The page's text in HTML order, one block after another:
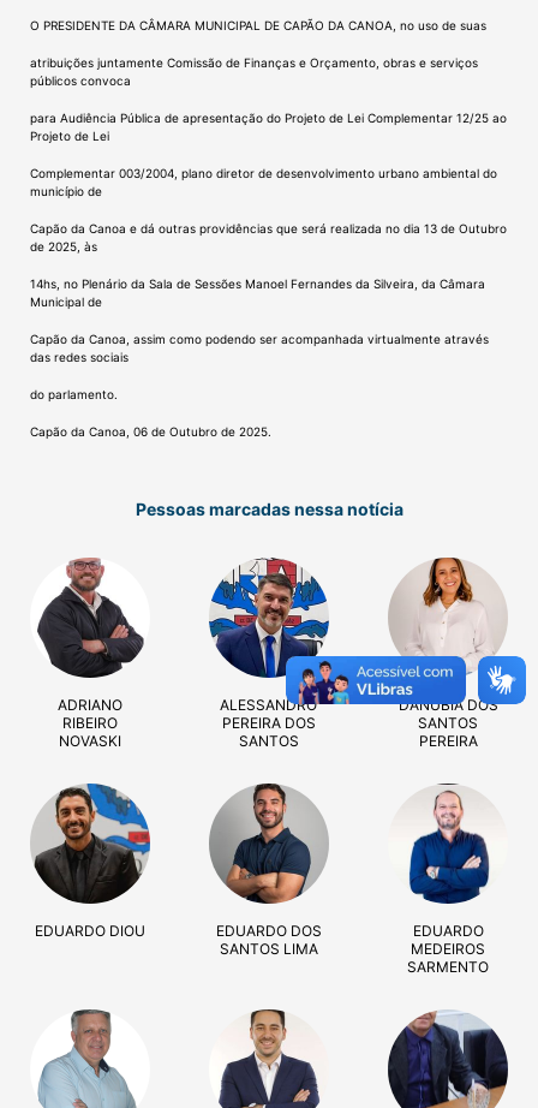
O PRESIDENTE DA CÂMARA MUNICIPAL DE CAPÃO DA CANOA, no uso de suas
atribuições juntamente Comissão de Finanças e Orçamento, obras e serviços
públicos convoca
para Audiência Pública de apresentação do Projeto de Lei Complementar 12/25 ao
Projeto de Lei
Complementar 003/2004, plano diretor de desenvolvimento urbano ambiental do
município de
Capão da Canoa e dá outras providências que será realizada no dia 13 de Outubro
de 2025, às
14hs, no Plenário da Sala de Sessões Manoel Fernandes da Silveira, da Câmara
Municipal de
Capão da Canoa, assim como podendo ser acompanhada virtualmente através
das redes sociais
do parlamento.
Capão da Canoa, 06 de Outubro de 2025.
Pessoas marcadas nessa notícia
ADRIANO
RIBEIRO
NOVASKI
ALESSANDRO
PEREIRA DOS
SANTOS
DANUBIA DOS
SANTOS
PEREIRA
EDUARDO DIOU
EDUARDO DOS
SANTOS LIMA
EDUARDO
MEDEIROS
SARMENTO